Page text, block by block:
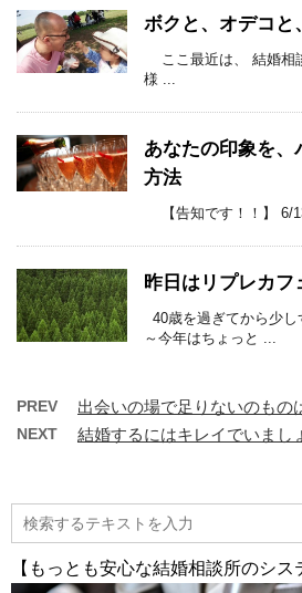
ボクと、オデコと
ここ最近は、 結婚相
様 ...
あなたの印象を、
方法
【告知です！！】 6/
昨日はリプレカフ
40歳を過ぎてから少
～今年はちょっと ...
PREV 出会いの場で足りないのもの
NEXT 結婚するにはキレイでいまし
【もっとも安心な結婚相談所のシス